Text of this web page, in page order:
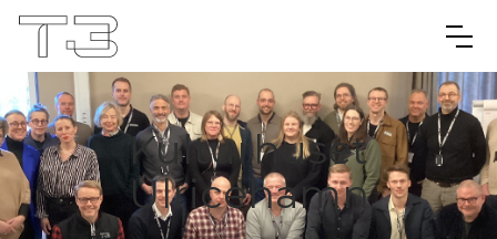
Kulturhuset
Ulricehamn